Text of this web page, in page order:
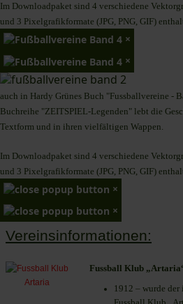
Im Downloadpaket sind 4 verschiedene
und 3 Pixelgrafikformate (JPG, PNG, GIF)
×
×
auch in Hardy Grünes Buch "Fussballvereine -
Buchreihe "ZEITSPIEL-Legenden" lebt die
Textform und in ihren vielfältigen Wappen.
Im Downloadpaket sind 4 verschiedene
und 3 Pixelgrafikformate (JPG, PNG, GIF)
×
×
Vereinsinformationen:
Fussball Klub
1912 – wurde